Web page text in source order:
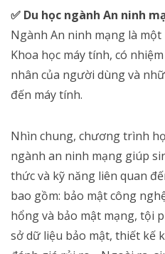
✅ Du học ngành An ninh
Ngành An ninh mạng là
Khoa học máy tính, có
nhân của người dùng và
đến máy tính.
Nhìn chung, chương trình
ngành an ninh mạng giúp
thức và kỹ năng liên quan
bao gồm: bảo mật công
hổng và bảo mật mạng, tội
sở dữ liệu bảo mật, thiết kế